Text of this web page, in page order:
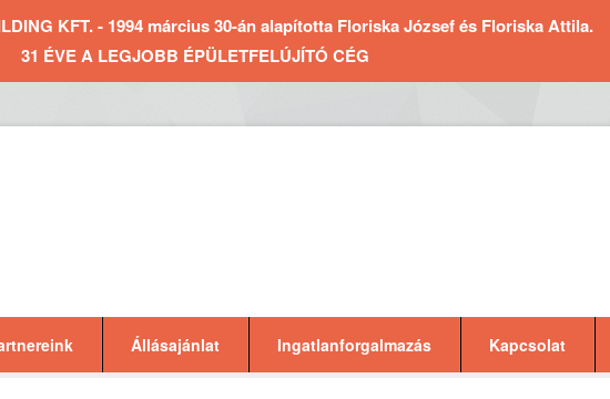
KFT. - 1994 március 30-án alapította Floriska József és Floriska Attila.
31 ÉVE A LEGJOBB ÉPÜLETFELÚJÍTÓ CÉG
Állásajánlat Ingatlanforgalmazás Kapcsolat